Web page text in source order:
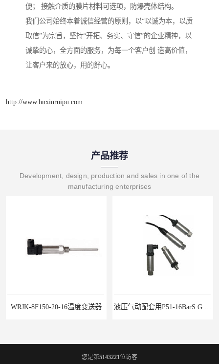
便； 接触介质的膜片材料可选项，防爆壳体结构。
我们公司始终本着诚信经营的原则，以“以诚为本，以质
取信”为宗旨，坚持“开拓、务实、守信”的企业精神，以
诚挚的心，全方面的服务，为每一个客户创 造高价值，
让客户来的放心，用的舒心。
http://www.hnxinruipu.com
产品推荐
Development, design, production and sales in one of the
manufacturing enterprises
液压气动配套用P51-16BarS G -A-MD-20MA 压力变送器
您是第5143221位访客